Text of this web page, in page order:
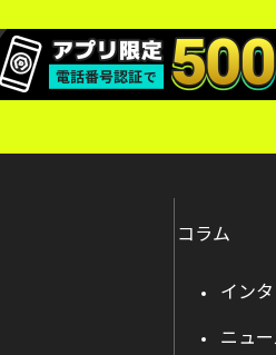
コラム
イン
ニュ